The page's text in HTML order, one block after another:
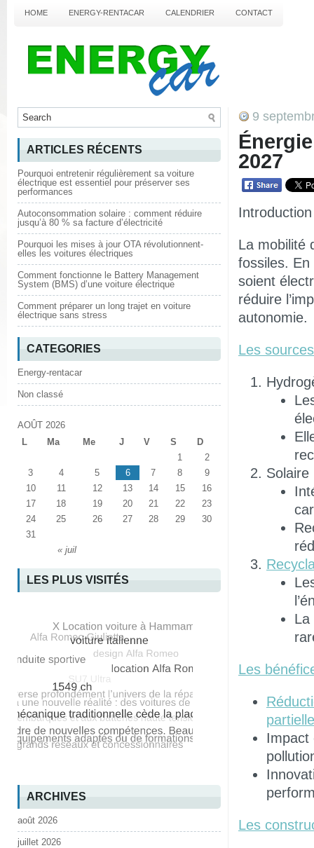
HOME ENERGY-RENTACAR CALENDRIER CONTACT
9
2027
Introduction
La mobilité
fossiles. En
soient
réduire
autonomie.
Les
Solaire
La
Les
Impact
Les
ARTICLES RÉCENTS
Pourquoi entretenir régulièrement sa voiture
électrique est essentiel pour préserver ses
performances
Autoconsommation solaire : comment réduire
jusqu’à 80 % sa facture d’électricité
Pourquoi les mises à jour OTA révolutionnent-
elles les voitures électriques
Comment fonctionne le Battery Management
System (BMS) d’une voiture électrique
Comment préparer un long trajet en voiture
électrique sans stress
CATEGORIES
Energy-rentacar
Non classé
AOÛT 2026
L
Ma Me J V S D
« juil
1
2
3
4 5 6 7 8
9
10
11 12 13 14 15
16
17
18 19 20 21 22
23
24
25 26 27 28 29
30
31
LES PLUS VISITÉS
ARCHIVES
août 2026
juillet 2026